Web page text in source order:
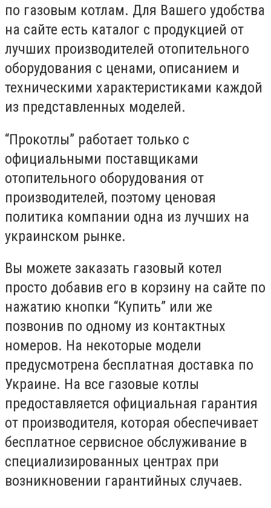
по газовым котлам. Для Вашего удобства
на сайте есть каталог с продукцией от
лучших производителей отопительного
оборудования с ценами, описанием и
техническими характеристиками каждой
из представленных моделей.
“Прокотлы” работает только с
официальными поставщиками
отопительного оборудования от
производителей, поэтому ценовая
политика компании одна из лучших на
украинском рынке.
Вы можете заказать газовый котел
просто добавив его в корзину на сайте по
нажатию кнопки “Купить” или же
позвонив по одному из контактных
номеров. На некоторые модели
предусмотрена бесплатная доставка по
Украине. На все газовые котлы
предоставляется официальная гарантия
от производителя, которая обеспечивает
бесплатное сервисное обслуживание в
специализированных центрах при
возникновении гарантийных случаев.